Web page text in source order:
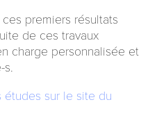
premiers résultats
de ces travaux
charge personnalisée et
s.
sur le site du